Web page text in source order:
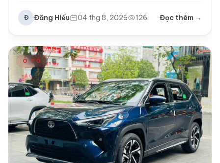
Đ Đăng Hiếu 04 thg 8, 2026 126 Đọc thêm →
Ô TÔ